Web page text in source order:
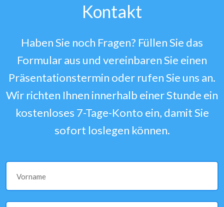
Kontakt
Haben Sie noch Fragen? Füllen Sie das
Formular aus und vereinbaren Sie einen
Präsentationstermin oder rufen Sie uns an.
Wir richten Ihnen innerhalb einer Stunde ein
kostenloses 7-Tage-Konto ein, damit Sie
sofort loslegen können.
Vorname